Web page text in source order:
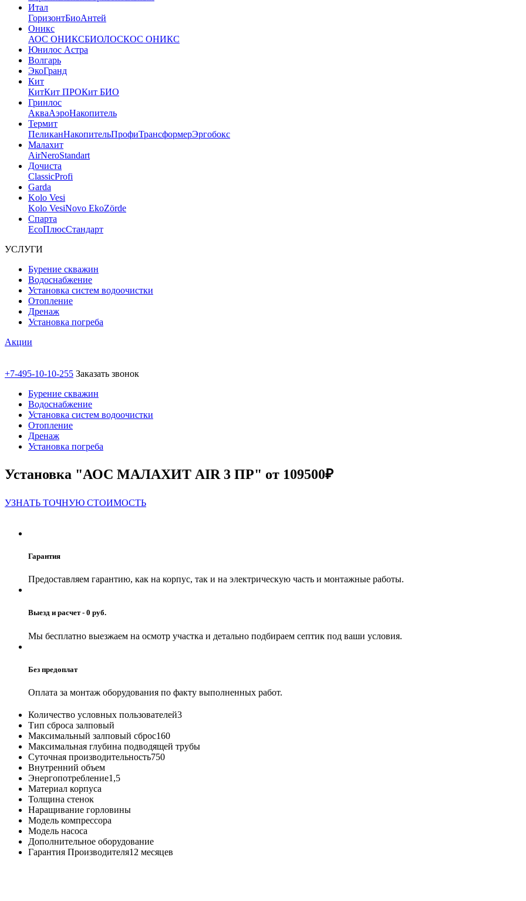
Итал
ГоризонтБиоАнтей
Оникс
АОС ОНИКСБИОЛОСКОС ОНИКС
Юнилос Астра
Волгарь
ЭкоГранд
Кит
КитКит ПРОКит БИО
Гринлос
АкваАэроНакопитель
Термит
ПеликанНакопительПрофиТрансформерЭргобокс
Малахит
AirNeroStandart
Дочиста
ClassicProfi
Garda
Kolo Vesi
Kolo VesiNovo EkoZörde
Спарта
EcoПлюсСтандарт
УСЛУГИ
Бурение скважин
Водоснабжение
Установка систем водоочистки
Отопление
Дренаж
Установка погреба
Акции
+7-495-10-10-255 Заказать звонок
Бурение скважин
Водоснабжение
Установка систем водоочистки
Отопление
Дренаж
Установка погреба
Установка "АОС МАЛАХИТ AIR 3 ПР" от 109500₽
УЗНАТЬ ТОЧНУЮ СТОИМОСТЬ
Гарантия
Предоставляем гарантию, как на корпус, так и на электрическую часть и монтажные работы.
Выезд и расчет - 0 руб.
Мы бесплатно выезжаем на осмотр участка и детально подбираем септик под ваши условия.
Без предоплат
Оплата за монтаж оборудования по факту выполненных работ.
Количество условных пользователей3
Тип сброса залповый
Максимальный залповый сброс160
Максимальная глубина подводящей трубы
Суточная производительность750
Внутренний объем
Энергопотребление1,5
Материал корпуса
Толщина стенок
Наращивание горловины
Модель компрессора
Модель насоса
Дополнительное оборудование
Гарантия Производителя12 месяцев